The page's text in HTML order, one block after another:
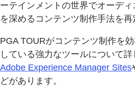
ーテインメントの世界でオーディ
を深めるコンテンツ制作手法を再
PGA TOURがコンテンツ制作を
している強力なツールについて詳
Adobe Experience Manager Sites
どがあります。